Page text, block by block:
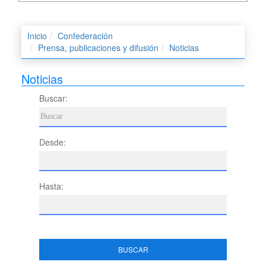
Inicio
Confederación
Prensa, publicaciones y difusión
Noticias
Noticias
Buscar:
Desde:
Hasta:
BUSCAR